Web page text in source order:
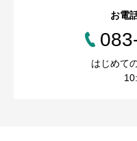
お電
はじめて